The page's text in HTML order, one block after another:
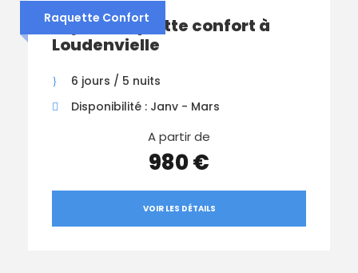
Raquette Confort
Séjour Raquette confort à
Loudenvielle
6 jours / 5 nuits
Disponibilité : Janv - Mars
A partir de
980 €
VOIR LES DÉTAILS